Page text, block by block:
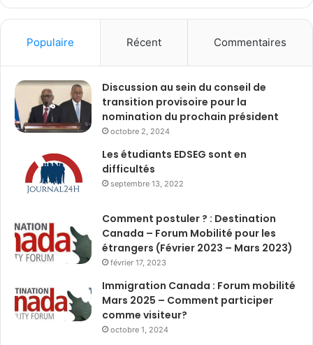
Populaire Récent Commentaires
Discussion au sein du conseil de
transition provisoire pour la
nomination du prochain président
octobre 2, 2024
Les étudiants EDSEG sont en
difficultés
septembre 13, 2022
Comment postuler ? : Destination
Canada – Forum Mobilité pour les
étrangers (Février 2023 – Mars 2023)
février 17, 2023
Immigration Canada : Forum mobilité
Mars 2025 – Comment participer
comme visiteur?
octobre 1, 2024